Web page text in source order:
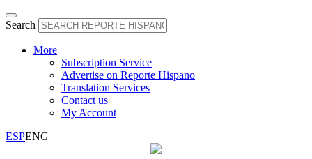
Search
More
Subscription Service
Advertise on Reporte Hispano
Translation Services
Contact us
My Account
ESPENG